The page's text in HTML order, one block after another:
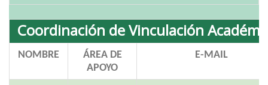
Coordinación de Vinculación
NOMBRE
ÁREA DE
APOYO
E-MAIL